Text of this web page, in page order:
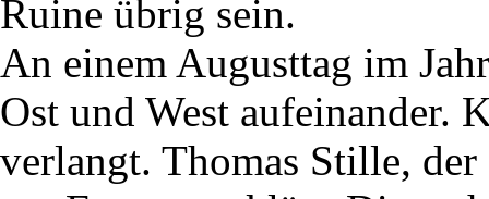
Ruine übrig sein.
An einem Augusttag im
Ost und West aufeinander.
verlangt. Thomas Stille,